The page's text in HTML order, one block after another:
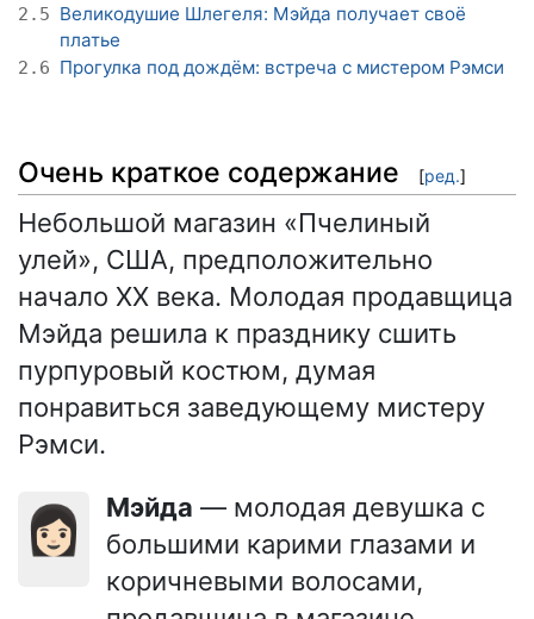
2.5 Великодушие Шлегеля: Мэйда получает своё
платье
2.6 Прогулка под дождём: встреча с мистером Рэмси
Очень краткое содержание [ред.]
Небольшой магазин «Пчелиный
улей», США, предположительно
начало XX века. Молодая продавщица
Мэйда решила к празднику сшить
пурпуровый костюм, думая
понравиться заведующему мистеру
Рэмси.
👩🏻 Мэйда — молодая девушка с
большими карими глазами и
коричневыми волосами,